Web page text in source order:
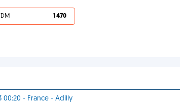
1 470
00:20 - France - Adilly